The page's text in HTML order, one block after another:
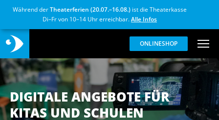
Während derTheaterferien (20.07.–16.08.) ist die Theaterkasse
Di–Fr von 10–14 Uhr erreichbar.Alle Infos
ONLINESHOP
DIGITALE ANGEBOTE FÜR
KITAS UND SCHULEN